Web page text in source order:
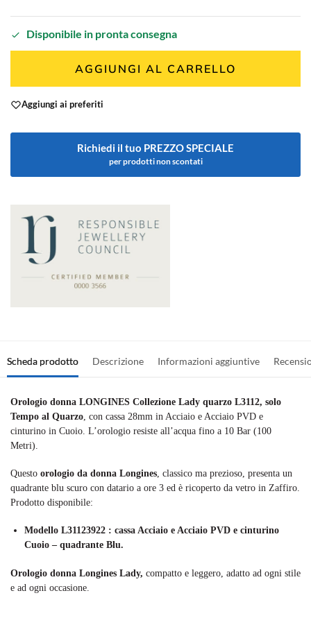
Disponibile in pronta consegna
AGGIUNGI AL CARRELLO
Aggiungi ai preferiti
Richiedi il tuo PREZZO SPECIALE
per prodotti non scontati
Scheda prodotto Descrizione Informazioni aggiuntive
Orologio donna LONGINES Collezione Lady quarzo L3112, solo
Tempo al Quarzo , con cassa 28mm in Acciaio e Acciaio PVD e
cinturino in Cuoio. L’orologio resiste all’acqua fino a 10 Bar (100
Metri).
Questo orologio da donna Longines , classico ma prezioso, presenta un
quadrante blu scuro con datario a ore 3 ed è ricoperto da vetro in Zaffiro.
Prodotto disponibile:
Modello L31123922 : cassa Acciaio e Acciaio PVD e cinturino
Cuoio – quadrante Blu.
Orologio donna Longines Lady, compatto e leggero, adatto ad ogni stile
e ad ogni occasione.